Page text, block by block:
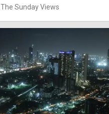
The Sunday Views